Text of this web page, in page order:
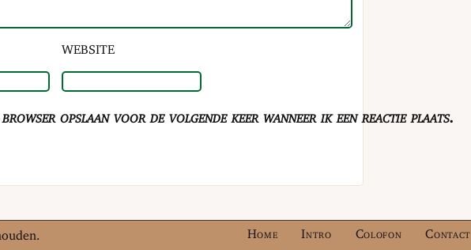
WEBSITE
opslaan voor de volgende keer wanneer ik een reactie plaats.
Home Intro Colofon Contact